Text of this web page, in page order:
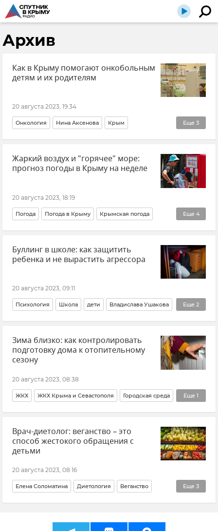
Архив
Как в Крыму помогают онкобольным
детям и их родителям
20 августа 2023, 19:34
Еще 3
Онкология Нина Аксенова Крым
Новые регионы России
Здравоохранение в Крыму и Севастополе
Республиканская детская клиническая больница (РДКБ)
Жаркий воздух и "горячее" море:
прогноз погоды в Крыму на неделе
20 августа 2023, 18:19
Еще 4
Погода Погода в Крыму Крымская погода
Центр погоды "ФОБОС" Евгений Тишковец
Крым Новости Крыма
Буллинг в школе: как защитить
ребенка и не вырастить агрессора
20 августа 2023, 09:11
Еще 2
Психология Школа дети Владислава Ушакова
Крымский инженерно-педагогический университет (КИПУ)
родители
Зима близко: как контролировать
подготовку дома к отопительному
сезону
20 августа 2023, 08:38
Еще 1
ЖКХ ЖКХ Крыма и Севастополя Городская среда
Анатолий Петров
Врач-диетолог: веганство – это
способ жестокого обращения с
детьми
20 августа 2023, 08:16
Еще 3
Елена Соломатина Диетология Веганство
дети Мнения Общество